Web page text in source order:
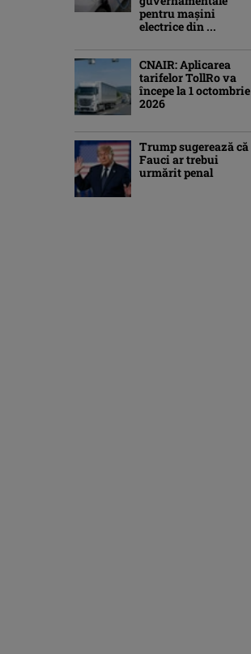
pentru mașini
electrice din ...
CNAIR: Aplicarea
tarifelor TollRo va
începe la 1 octombrie
2026
Trump sugerează că
Fauci ar trebui
urmărit penal